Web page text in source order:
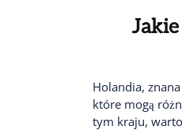
Holandia,
które mogą
tym kraju,